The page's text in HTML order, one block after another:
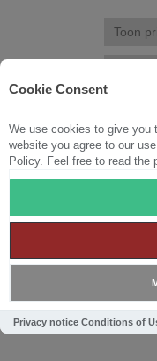
Cookie Consent
We use cookies to give you
website you agree to our
Policy. Feel free to read the
Privacy notice Conditions of
REGISTREREN